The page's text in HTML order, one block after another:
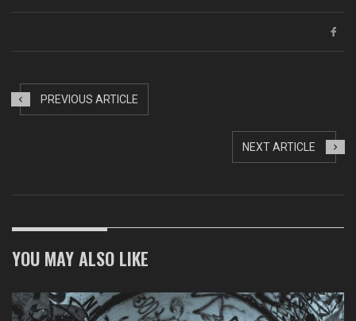
PREVIOUS ARTICLE
NEXT ARTICLE
YOU MAY ALSO LIKE